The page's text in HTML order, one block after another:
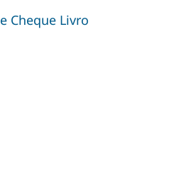
Cheque Livro